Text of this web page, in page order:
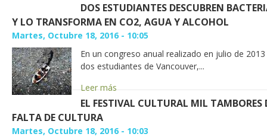
DOS ESTUDIANTES DESCUBREN
Y LO TRANSFORMA EN CO2, AGUA Y ALCOHOL
Martes, Octubre 18, 2016 - 10:05
En un congreso anual realizado en julio de
dos estudiantes de Vancouver,...
Leer más
EL FESTIVAL CULTURAL MIL TAMBORES
FALTA DE CULTURA
Martes, Octubre 18, 2016 - 10:03